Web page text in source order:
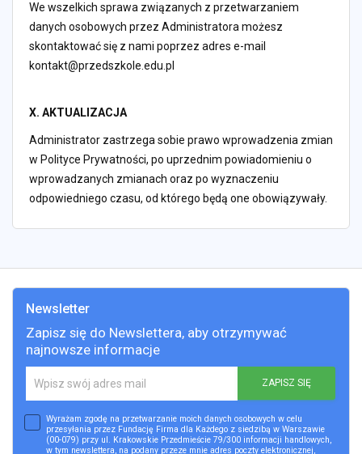
We wszelkich sprawa związanych z przetwarzaniem
danych osobowych przez Administratora możesz
skontaktować się z nami poprzez adres e-mail
kontakt@przedszkole.edu.pl
X. AKTUALIZACJA
Administrator zastrzega sobie prawo wprowadzenia zmian
w Polityce Prywatności, po uprzednim powiadomieniu o
wprowadzanych zmianach oraz po wyznaczeniu
odpowiedniego czasu, od którego będą one obowiązywały.
Newsletter
Zapisz się do Newslettera, aby otrzymywać
najnowsze informacje
ZAPISZ SIĘ
Wyrażam zgodę na przetwarzanie moich danych osobowych w celu
przesyłania przez Fundację Firma dla Każdego z siedzibą w Warszawie
(00-079) przy ul. Krakowskie Przedmieście 79/300 informacji handlowych,
w tym newslettera, na podany przeze mnie adres poczty elektronicznej,